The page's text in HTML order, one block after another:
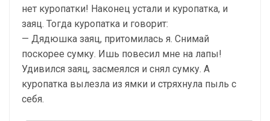
нет куропатки! Наконец устали и куропатка, и
заяц. Тогда куропатка и говорит:
— Дядюшка заяц, притомилась я. Снимай
поскорее сумку. Ишь повесил мне на лапы!
Удивился заяц, засмеялся и снял сумку. А
куропатка вылезла из ямки и стряхнула пыль с
себя.